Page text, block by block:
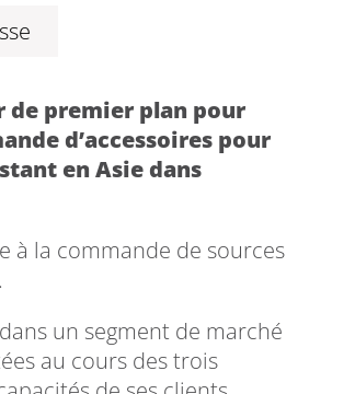
de premier plan pour
d’accessoires pour
en Asie dans
à la commande de sources
un segment de marché
au cours des trois